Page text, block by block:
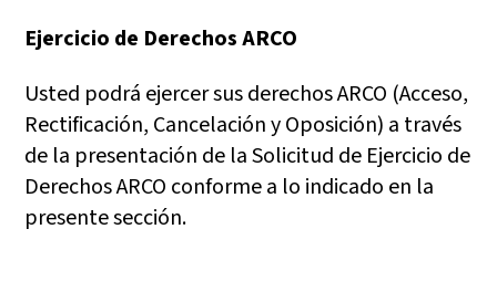
Ejercicio de Derechos ARCO
Usted podrá ejercer sus derechos ARCO (Acceso,
Rectificación, Cancelación y Oposición) a través
de la presentación de la Solicitud de Ejercicio de
Derechos ARCO conforme a lo indicado en la
presente sección.